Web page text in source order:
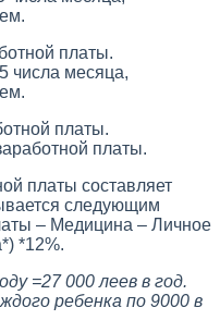
платы.
числа месяца,
платы.
платы.
платы составляет
следующим
– Медицина – Личное
*12%.
=27 000 леев в год.
ребенка по 9000 в